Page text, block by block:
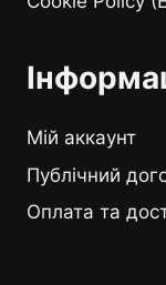
Мій аккаунт
Публічний
Оплата та